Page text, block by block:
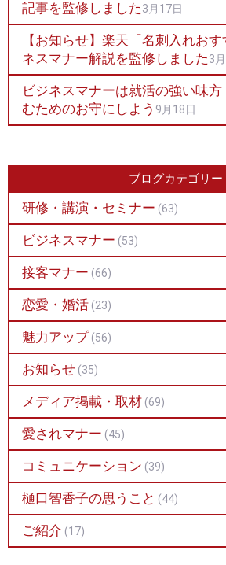
記事を監修しました3月17日
【お知らせ】楽天「名刺入れお
ネスマナー解説を監修しました3
ビジネスマナーは就活の強い味
むためのお守にしよう 9月18日
ブログカテゴリー
研修・講演・セミナー (63)
ビジネスマナー (53)
接客マナー (66)
恋愛・婚活 (23)
魅力アップ (56)
お知らせ (35)
メディア掲載・取材 (69)
愛されマナー (45)
コミュニケーション (39)
樋口智香子の思うこと (44)
ご紹介 (17)